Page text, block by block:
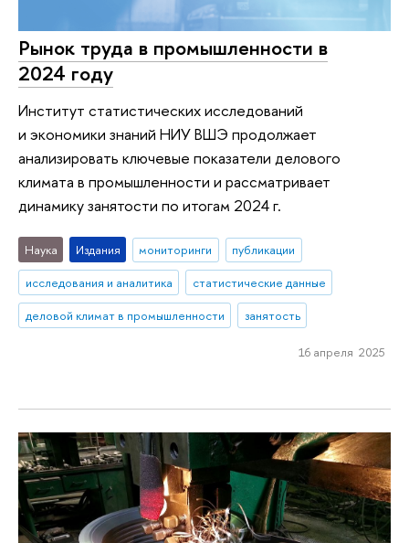
Рынок труда в промышленности в
2024 году
Институт статистических исследований
и экономики знаний НИУ ВШЭ продолжает
анализировать ключевые показатели делового
климата в промышленности и рассматривает
динамику занятости по итогам 2024 г.
Наука Издания мониторинги
публикации
исследования и аналитика
статистические данные
деловой климат в промышленности
занятость
16 апреля 2025